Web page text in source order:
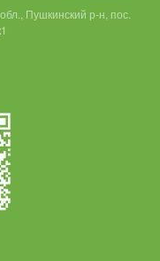
Пушкинский р-н, пос.